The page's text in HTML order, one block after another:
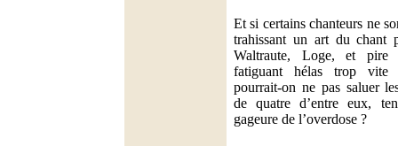
Et si certains chanteurs ne
trahissant un art du chant
Waltraute, Loge, et pire
fatiguant hélas trop vite
pourrait-on ne pas saluer
de quatre d’entre eux,
gageure de l’overdose ?